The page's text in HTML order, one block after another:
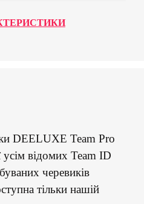
DEELUXE Team Pro
усім відомих Team ID
черевиків
тільки нашій